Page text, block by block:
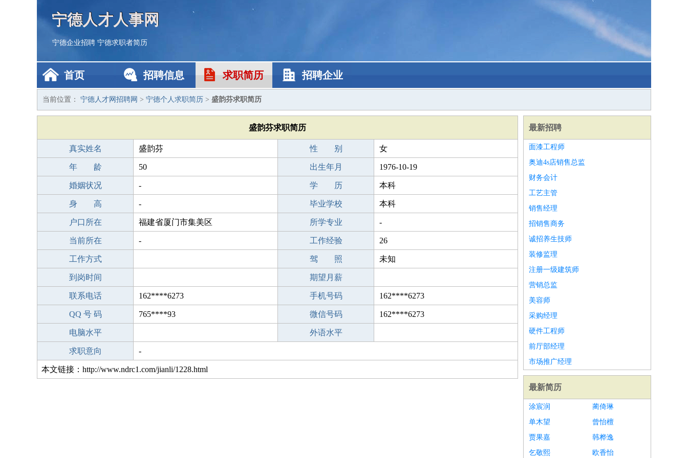
宁德人才人事网
宁德企业招聘 宁德求职者简历
首页 招聘信息 求职简历 招聘企业
当前位置： 宁德人才网招聘网 > 宁德个人求职简历 > 盛韵芬求职简历
盛韵芬求职简历
真实姓名 盛韵芬 性 别 女
年 龄 50 出生年月 1976-10-19
婚姻状况 - 学 历 本科
身 高 - 毕业学校 本科
户口所在 福建省厦门市集美区 所学专业 -
当前所在 - 工作经验 26
工作方式 驾 照 未知
到岗时间 期望月薪
联系电话 162****6273 手机号码 162****6273
QQ 号 码 765****93 微信号码 162****6273
电脑水平 外语水平
求职意向 -
本文链接：http://www.ndrc1.com/jianli/1228.html
最新招聘
面漆工程师
奥迪4s店销售总监
财务会计
工艺主管
销售经理
招销售商务
诚招养生技师
装修监理
注册一级建筑师
营销总监
美容师
采购经理
硬件工程师
前厅部经理
市场推广经理
最新简历
涂宸润
蔺倚琳
单木望
曾怡檀
贾果嘉
韩桦逸
乞敬熙
欧香怡